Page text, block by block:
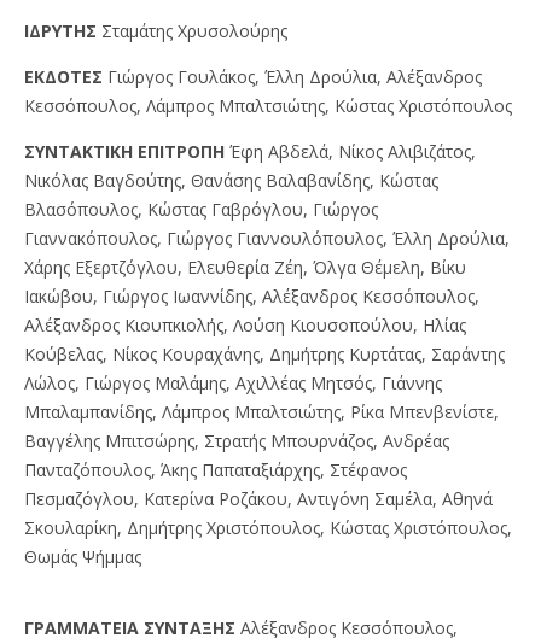
IΔPYTHΣ Σταμάτης Χρυσολούρης
EKΔOTEΣ Γιώργος Γουλάκος, Έλλη Δρούλια, Αλέξανδρος
Κεσσόπουλος, Λάμπρος Μπαλτσιώτης, Κώστας Χριστόπουλος
ΣYNTAKTIKH EΠITPOΠH Έφη Αβδελά, Νίκος Αλιβιζάτος,
Νικόλας Βαγδούτης, Θανάσης Βαλαβανίδης, Κώστας
Βλασόπουλος, Κώστας Γαβρόγλου, Γιώργος
Γιαννακόπουλος, Γιώργος Γιαννουλόπουλος, Έλλη Δρούλια,
Χάρης Εξερτζόγλου, Ελευθερία Ζέη, Όλγα Θέμελη, Βίκυ
Ιακώβου, Γιώργος Ιωαννίδης, Αλέξανδρος Κεσσόπουλος,
Αλέξανδρος Κιουπκιολής, Λούση Κιουσοπούλου, Ηλίας
Κούβελας, Νίκος Κουραχάνης, Δημήτρης Κυρτάτας, Σαράντης
Λώλος, Γιώργος Μαλάμης, Αχιλλέας Μητσός, Γιάννης
Μπαλαμπανίδης, Λάμπρος Μπαλτσιώτης, Ρίκα Μπενβενίστε,
Βαγγέλης Μπιτσώρης, Στρατής Μπουρνάζος, Ανδρέας
Πανταζόπουλος, Άκης Παπαταξιάρχης, Στέφανος
Πεσμαζόγλου, Κατερίνα Ροζάκου, Αντιγόνη Σαμέλα, Αθηνά
Σκουλαρίκη, Δημήτρης Χριστόπουλος, Κώστας Χριστόπουλος,
Θωμάς Ψήμμας
ΓPAMMATEIA ΣYNTAΞHΣ Αλέξανδρος Κεσσόπουλος,